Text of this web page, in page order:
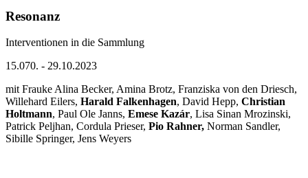
Resonanz
Interventionen in die Sammlung
15.070. - 29.10.2023
mit Frauke Alina Becker, Amina Brotz, Franziska von den Driesch,
Willehard Eilers, Harald Falkenhagen, David Hepp, Christian
Holtmann, Paul Ole Janns, Emese Kazár, Lisa Sinan Mrozinski,
Patrick Peljhan, Cordula Prieser, Pio Rahner, Norman Sandler,
Sibille Springer, Jens Weyers